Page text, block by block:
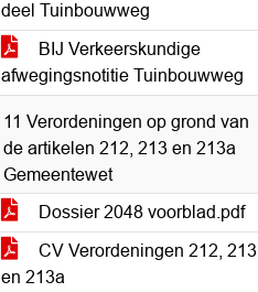
deel Tuinbouwweg
BIJ Verkeerskundige
afwegingsnotitie Tuinbouwweg
11 Verordeningen op grond van
de artikelen 212, 213 en 213a
Gemeentewet
Dossier 2048 voorblad.pdf
CV Verordeningen 212, 213
en 213a